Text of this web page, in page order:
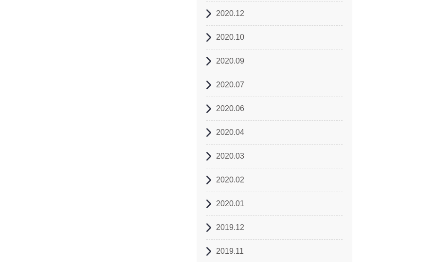
2020.12
2020.10
2020.09
2020.07
2020.06
2020.04
2020.03
2020.02
2020.01
2019.12
2019.11